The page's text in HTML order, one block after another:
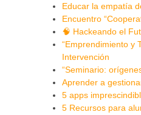
Educar la empatía
Encuentro
🧠 Hackeando el
“Emprendimiento y
Intervención
“Seminario:
Aprender a
5 apps
5 Recursos para